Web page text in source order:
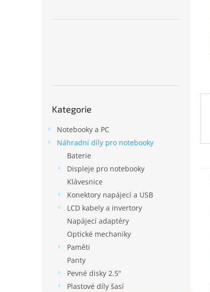
kategorie
Kategorie
Notebooky a PC
Náhradní díly pro notebooky
Baterie
Displeje pro notebooky
Klávesnice
Konektory napájecí a USB
LCD kabely a invertory
Napájecí adaptéry
Optické mechaniky
Paměti
Panty
Pevné disky 2.5"
Plastové díly šasí